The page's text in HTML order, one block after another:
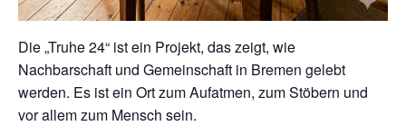
Die „Truhe 24“ ist ein Projekt, das zeigt, wie
Nachbarschaft und Gemeinschaft in Bremen gelebt
werden. Es ist ein Ort zum Aufatmen, zum Stöbern und
vor allem zum Mensch sein.